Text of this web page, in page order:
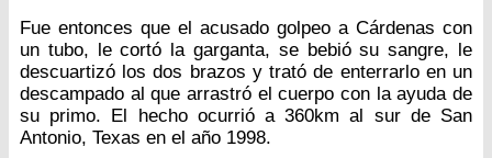
Fue entonces que el acusado golpeo a Cárdenas con
un tubo, le cortó la garganta, se bebió su sangre, le
descuartizó los dos brazos y trató de enterrarlo en un
descampado al que arrastró el cuerpo con la ayuda de
su primo. El hecho ocurrió a 360km al sur de San
Antonio, Texas en el año 1998.